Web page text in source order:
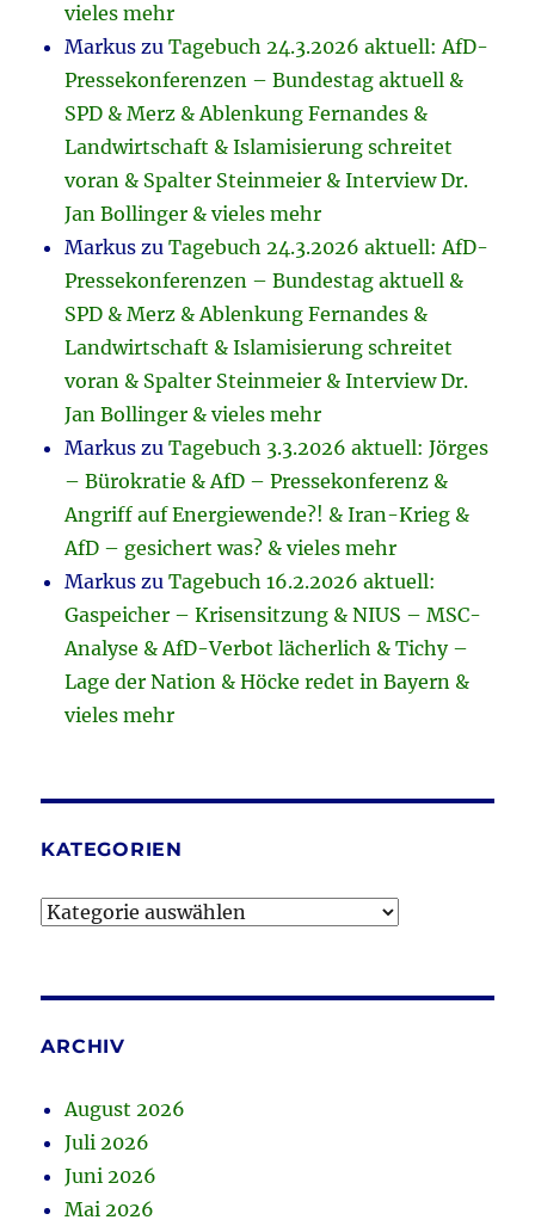
vieles mehr
Markus zuTagebuch 24.3.2026 aktuell: AfD-
Pressekonferenzen – Bundestag aktuell &
SPD & Merz & Ablenkung Fernandes &
Landwirtschaft & Islamisierung schreitet
voran & Spalter Steinmeier & Interview Dr.
Jan Bollinger & vieles mehr
Markus zuTagebuch 24.3.2026 aktuell: AfD-
Pressekonferenzen – Bundestag aktuell &
SPD & Merz & Ablenkung Fernandes &
Landwirtschaft & Islamisierung schreitet
voran & Spalter Steinmeier & Interview Dr.
Jan Bollinger & vieles mehr
Markus zuTagebuch 3.3.2026 aktuell: Jörges
– Bürokratie & AfD – Pressekonferenz &
Angriff auf Energiewende?! & Iran-Krieg &
AfD – gesichert was? & vieles mehr
Markus zuTagebuch 16.2.2026 aktuell:
Gaspeicher – Krisensitzung & NIUS – MSC-
Analyse & AfD-Verbot lächerlich & Tichy –
Lage der Nation & Höcke redet in Bayern &
vieles mehr
KATEGORIEN
Kategorien
ARCHIV
August 2026
Juli 2026
Juni 2026
Mai 2026